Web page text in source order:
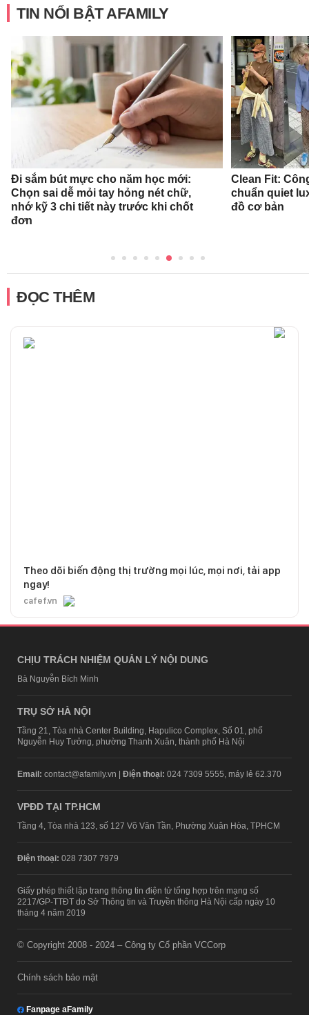
TIN NỔI BẬT AFAMILY
Đi sắm bút mực cho năm học mới:
Chọn sai dễ mỏi tay hỏng nét chữ,
nhớ kỹ 3 chi tiết này trước khi chốt
đơn
Clean Fit:
chuẩn quiet
đồ cơ bản
ĐỌC THÊM
Theo dõi biến động thị trường mọi lúc, mọi nơi, tải app
ngay!
cafef.vn
CHỊU TRÁCH NHIỆM QUẢN LÝ NỘI DUNG
Bà Nguyễn Bích Minh
TRỤ SỞ HÀ NỘI
Tầng 21, Tòa nhà Center Building, Hapulico Complex, Số 01, phố
Nguyễn Huy Tưởng, phường Thanh Xuân, thành phố Hà Nội
Email: contact@afamily.vn | Điện thoại: 024 7309 5555, máy lẻ 62.370
VPĐD TẠI TP.HCM
Tầng 4, Tòa nhà 123, số 127 Võ Văn Tần, Phường Xuân Hòa, TPHCM
Điện thoại: 028 7307 7979
Giấy phép thiết lập trang thông tin điện tử tổng hợp trên mạng số
2217/GP-TTĐT do Sở Thông tin và Truyền thông Hà Nội cấp ngày 10
tháng 4 năm 2019
© Copyright 2008 - 2024 – Công ty Cổ phần VCCorp
Chính sách bảo mật
Fanpage aFamily